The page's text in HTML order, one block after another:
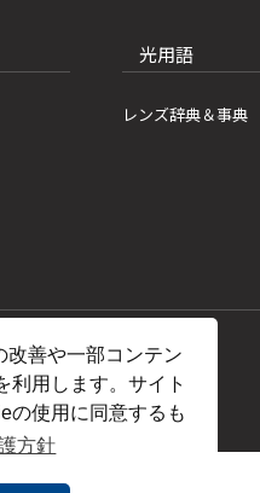
改善や一部コンテン
利用します。サイト
の使用に同意するも
方針
光用語
レンズ辞典＆事典